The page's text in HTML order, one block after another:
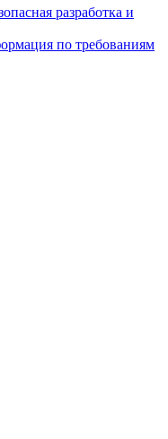
разработка и
по требованиям